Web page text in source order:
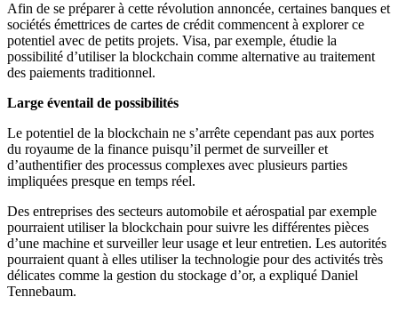
Afin de se préparer à cette révolution annoncée, certaines banques et
sociétés émettrices de cartes de crédit commencent à explorer ce
potentiel avec de petits projets. Visa, par exemple, étudie la
possibilité d’utiliser la blockchain comme alternative au traitement
des paiements traditionnel.
Large éventail de possibilités
Le potentiel de la blockchain ne s’arrête cependant pas aux portes
du royaume de la finance puisqu’il permet de surveiller et
d’authentifier des processus complexes avec plusieurs parties
impliquées presque en temps réel.
Des entreprises des secteurs automobile et aérospatial par exemple
pourraient utiliser la blockchain pour suivre les différentes pièces
d’une machine et surveiller leur usage et leur entretien. Les autorités
pourraient quant à elles utiliser la technologie pour des activités très
délicates comme la gestion du stockage d’or, a expliqué Daniel
Tennebaum.